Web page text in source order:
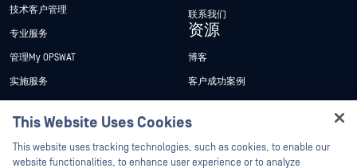
技术客户管理
专业服务
管理My OPSWAT
实施服务
技术文档
培训
联系我们
资源
博客
客户成功案例
新闻报道
活动
This Website Uses Cookies
This website uses tracking technologies, such as cookies, to enable our
website functionalities, to enhance user experience or to analyze
Hey there!
I'm Ozzy, your OPSWAT virtual assistant.